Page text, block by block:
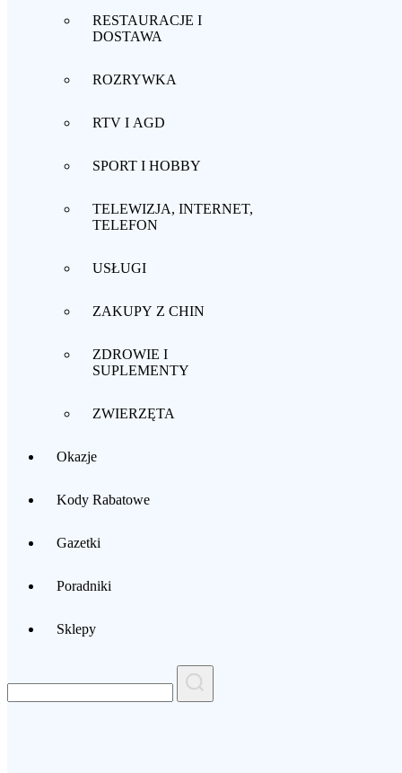
RESTAURACJE I
DOSTAWA
ROZRYWKA
RTV I AGD
SPORT I HOBBY
TELEWIZJA, INTERNET,
TELEFON
USŁUGI
ZAKUPY Z CHIN
ZDROWIE I
SUPLEMENTY
ZWIERZĘTA
Okazje
Kody Rabatowe
Gazetki
Poradniki
Sklepy